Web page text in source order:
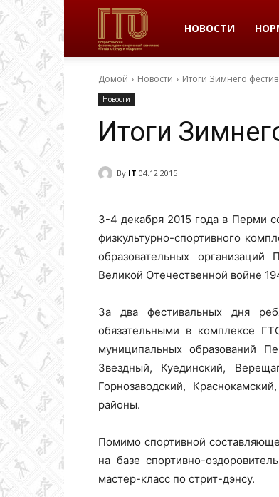
ВФСК
ГТО
крае
|
Колледж
резерва
НОВОСТИ
Домой Новости Итоги Зимнего
Новости
Итоги
By IT 04.12.2015
3-4 декабря 2015 года в Перми
физкультурно-спортивного
образовательных
Великой Отечественной войне
За два фестивальных дня
обязательными в комплексе
муниципальных образований
Звездный, Куединский,
Горнозаводский,
районы.
Помимо спортивной
на базе спортивно-
мастер-класс по стрит-дэнсу.